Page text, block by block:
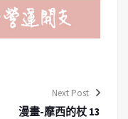
Next Post
漫畫-摩西的杖 13